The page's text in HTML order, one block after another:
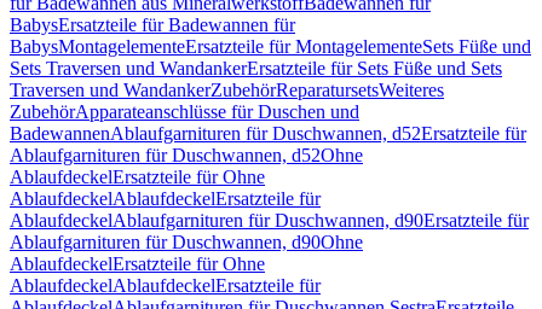
BabysErsatzteile für Badewannen für
BabysMontagelementeErsatzteile für MontagelementeSets Füße und
Sets Traversen und WandankerErsatzteile für Sets Füße und Sets
Traversen und WandankerZubehörReparatursetsWeiteres
ZubehörApparateanschlüsse für Duschen und
BadewannenAblaufgarnituren für Duschwannen, d52Ersatzteile für
Ablaufgarnituren für Duschwannen, d52Ohne
AblaufdeckelErsatzteile für Ohne
AblaufdeckelAblaufdeckelErsatzteile für
AblaufdeckelAblaufgarnituren für Duschwannen, d90Ersatzteile für
Ablaufgarnituren für Duschwannen, d90Ohne
AblaufdeckelErsatzteile für Ohne
AblaufdeckelAblaufdeckelErsatzteile für